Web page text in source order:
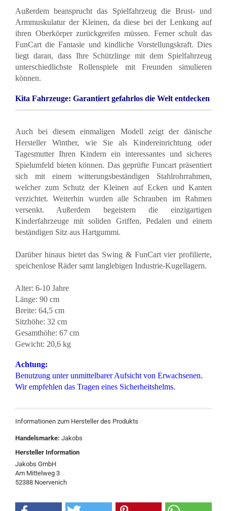
Außerdem beansprucht das Spielfahrzeug die Brust- und
Armmuskulatur der Kleinen, da diese bei der Lenkung auf
ihren Oberkörper zurückgreifen müssen. Ferner schult das
FunCart die Fantasie und kindliche Vorstellungskraft. Dies
liegt daran, dass Ihre Schützlinge mit dem Spielfahrzeug
unterschiedlichste Rollenspiele mit Freunden simulieren
können.
Kita Fahrzeuge: Garantiert gefahrlos die Welt entdecken
Auch bei diesem einmaligen Modell zeigt der dänische
Hersteller Winther, wie Sie als Kindereinrichtung oder
Tagesmutter Ihren Kindern ein interessantes und sicheres
Spielumfeld bieten können. Das geprüfte Funcart präsentiert
sich mit einem witterungsbeständigen Stahlrohrrahmen,
welcher zum Schutz der Kleinen auf Ecken und Kanten
verzichtet. Weiterhin wurden alle Schrauben im Rahmen
versenkt. Außerdem begeistern die einzigartigen
Kinderfahrzeuge mit soliden Griffen, Pedalen und einem
beständigen Sitz aus Hartgummi.
Darüber hinaus bietet das Swing & FunCart vier profilierte,
speichenlose Räder samt langlebigen Industrie-Kugellagern.
Alter: 6-10 Jahre
Länge: 90 cm
Breite: 64,5 cm
Sitzhöhe: 32 cm
Gesamthöhe: 67 cm
Gewicht: 20,6 kg
Achtung:
Benutzung unter unmittelbarer Aufsicht von Erwachsenen.
Wir empfehlen das Tragen eines Sicherheitshelms.
Informationen zum Hersteller des Produkts
Handelsmarke: Jakobs
Hersteller Information
Jakobs GmbH
Am Mittelweg 3
52388 Noervenich